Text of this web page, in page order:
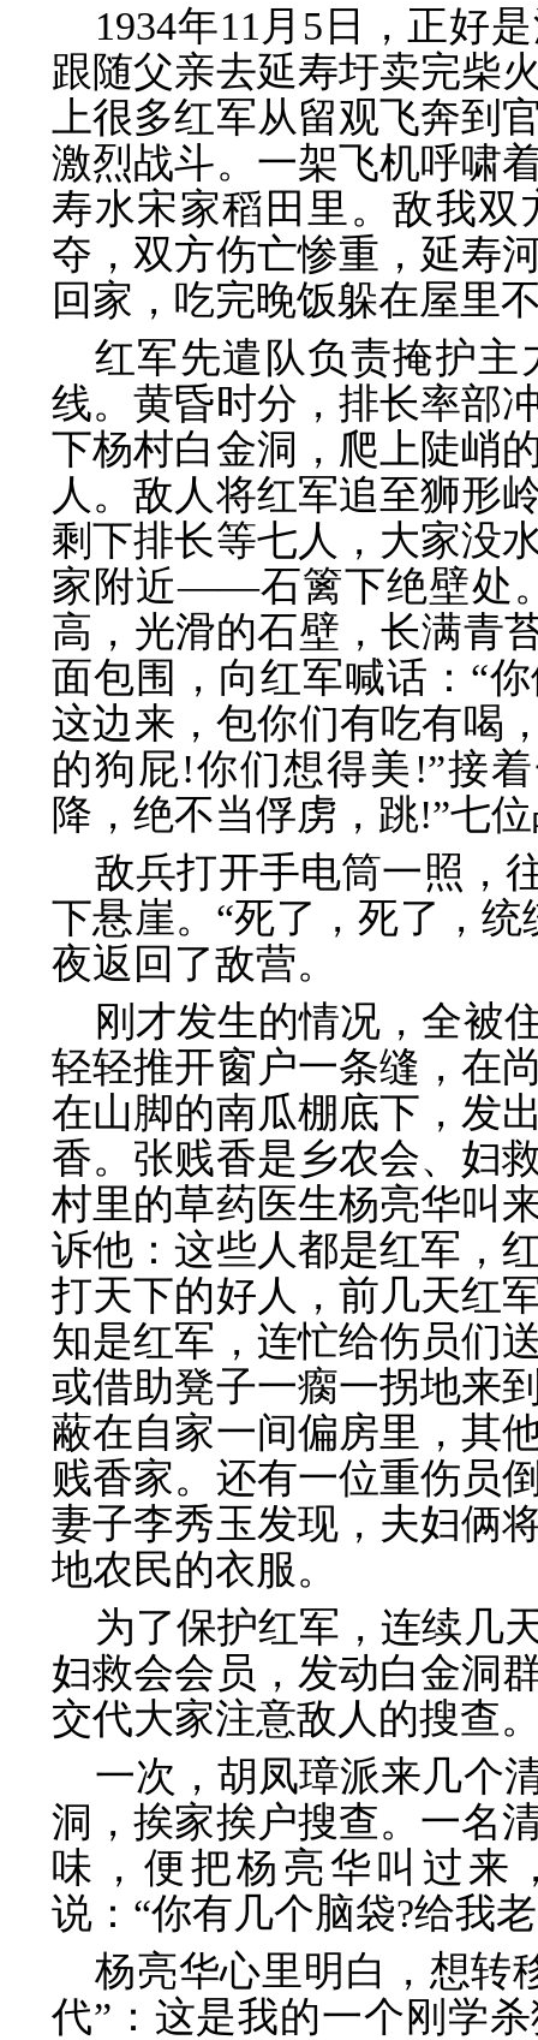
1934年11月5日，正好
跟随父亲去延寿圩卖完柴
上很多红军从留观飞奔到
激烈战斗。一架飞机呼啸
寿水宋家稻田里。敌我
夺，双方伤亡惨重，延寿
回家，吃完晚饭躲在屋里
红军先遣队负责掩护
线。黄昏时分，排长率部
下杨村白金洞，爬上陡峭
人。敌人将红军追至狮形
剩下排长等七人，大家没
家附近——石篱下绝壁处
高，光滑的石壁，长满青
面包围，向红军喊话：“
这边来，包你们有吃有喝
的狗屁!你们想得美!”接
降，绝不当俘虏，跳!”七
敌兵打开手电筒一照，
下悬崖。“死了，死了，
夜返回了敌营。
刚才发生的情况，全被
轻轻推开窗户一条缝，在
在山脚的南瓜棚底下，发
香。张贱香是乡农会、妇
村里的草药医生杨亮华叫
诉他：这些人都是红军，
打天下的好人，前几天红
知是红军，连忙给伤员们
或借助凳子一瘸一拐地来
蔽在自家一间偏房里，其
贱香家。还有一位重伤员
妻子李秀玉发现，夫妇俩
地农民的衣服。
为了保护红军，连续几
妇救会会员，发动白金洞
交代大家注意敌人的搜查
一次，胡凤璋派来几个
洞，挨家挨户搜查。一名
味，便把杨亮华叫过来
说：“你有几个脑袋?给我
杨亮华心里明白，想转
代”：这是我的一个刚学